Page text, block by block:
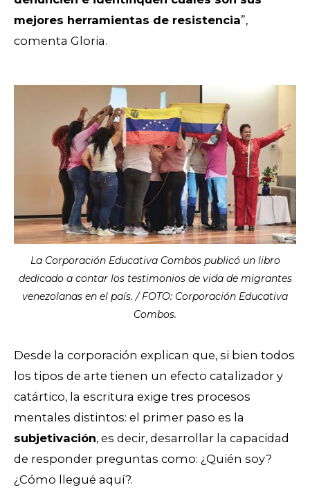
mejores herramientas de resistencia”,
comenta Gloria.
La Corporación Educativa Combos publicó un libro
dedicado a contar los testimonios de vida de migrantes
venezolanas en el país. / FOTO: Corporación Educativa
Combos.
Desde la corporación explican que, si bien todos
los tipos de arte tienen un efecto catalizador y
catártico, la escritura exige tres procesos
mentales distintos: el primer paso es la
subjetivación, es decir, desarrollar la capacidad
de responder preguntas como: ¿Quién soy?
¿Cómo llegué aquí?.